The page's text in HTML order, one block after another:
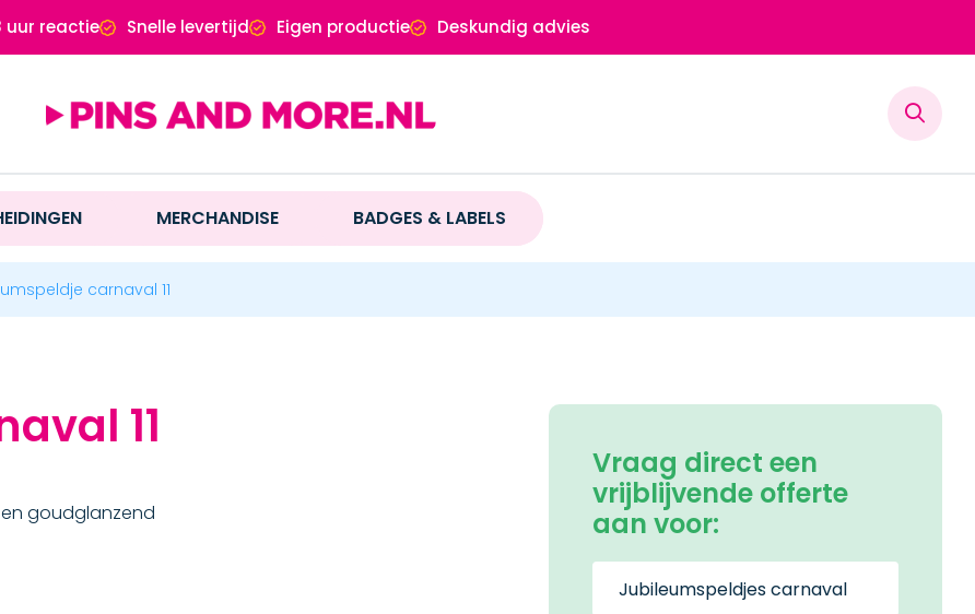
uur reactie Snelle levertijd Eigen productie Deskundig advies
MERCHANDISE BADGES & LABELS
carnaval 11
11
goudglanzend
Vraag direct een
vrijblijvende offerte
aan voor: